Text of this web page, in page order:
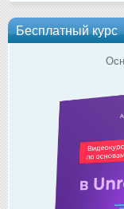
Бесплатный курс